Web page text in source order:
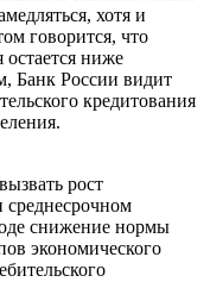
хотя и
говорится, что
остается ниже
Банк России видит
кредитования
рост
среднесрочном
снижение нормы
экономического